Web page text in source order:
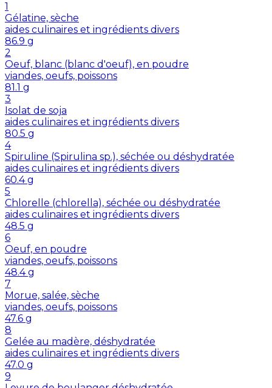
1
Gélatine, sèche
aides culinaires et ingrédients divers
86.9 g
2
Oeuf, blanc (blanc d'oeuf), en poudre
viandes, oeufs, poissons
81.1 g
3
Isolat de soja
aides culinaires et ingrédients divers
80.5 g
4
Spiruline (Spirulina sp.), séchée ou déshydratée
aides culinaires et ingrédients divers
60.4 g
5
Chlorelle (chlorella), séchée ou déshydratée
aides culinaires et ingrédients divers
48.5 g
6
Oeuf, en poudre
viandes, oeufs, poissons
48.4 g
7
Morue, salée, sèche
viandes, oeufs, poissons
47.6 g
8
Gelée au madère, déshydratée
aides culinaires et ingrédients divers
47.0 g
9